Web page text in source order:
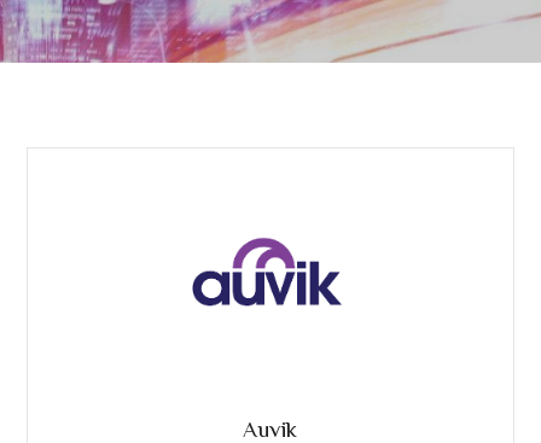
Auvik